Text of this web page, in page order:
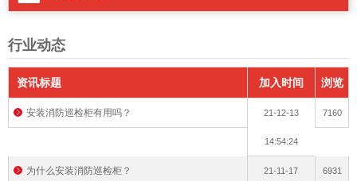
行业动态
资讯标题 加入时间 浏览
次数
安装消防巡检柜有用吗？ 21-12-13
14:54:24
7160
为什么安装消防巡检柜？ 21-11-17 6931